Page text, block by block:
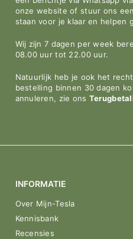
onze website of stuur ons een
staan voor je klaar en helpen
Wij zijn 7 dagen per week
08.00 uur tot 22.00 uur.
Natuurlijk heb je ook het
bestelling binnen 30 dagen
annuleren, zie ons
INFORMATIE
Over Mijn-Tesla
Kennisbank
Recensies